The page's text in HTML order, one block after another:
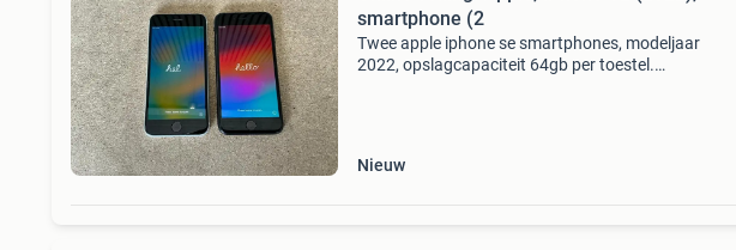
smartphone (2
Twee apple iphone se smartphones, modeljaar
2022, opslagcapaciteit 64gb per toestel.
Nieuw